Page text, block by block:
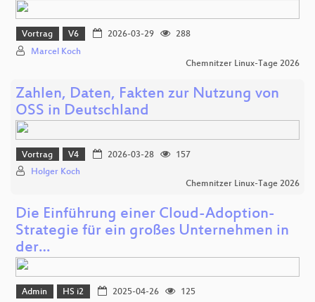
Vortrag V6 2026-03-29
288
Marcel Koch
Chemnitzer Linux-Tage 2026
Zahlen, Daten, Fakten zur Nutzung von
OSS in Deutschland
Vortrag V4 2026-03-28
157
Holger Koch
Chemnitzer Linux-Tage 2026
Die Einführung einer Cloud-Adoption-
Strategie für ein großes Unternehmen in
der…
Admin HS i2 2025-04-26
125